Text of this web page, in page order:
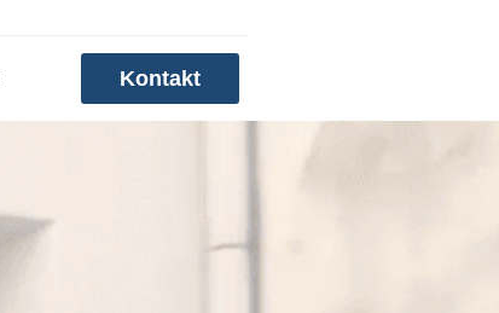
Kontakt